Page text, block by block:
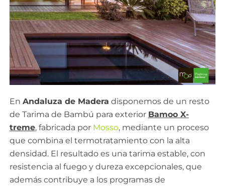
En Andaluza de Madera disponemos de un resto
de Tarima de Bambú para exterior Bamoo X-
treme, fabricada por Mosso,mediante un proceso
que combina el termotratamiento con la alta
densidad. El resultado es una tarima estable, con
resistencia al fuego y dureza excepcionales, que
además contribuye a los programas de